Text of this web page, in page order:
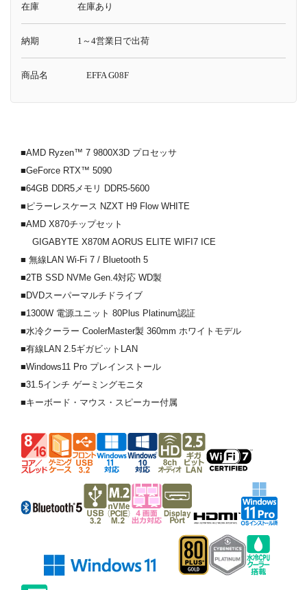
在庫 在庫あり
納期 1～4営業日で出荷
商品名 EFFA G08F
■AMD Ryzen™ 7 9800X3D プロセッサ
■GeForce RTX™ 5090
■64GB DDR5メモリ DDR5-5600
■ピラーレスケース NZXT H9 Flow WHITE
■AMD X870チップセット
GIGABYTE X870M AORUS ELITE WIFI7 ICE
■ 無線LAN Wi-Fi 7 / Bluetooth 5
■2TB SSD NVMe Gen.4対応 WD製
■DVDスーパーマルチドライブ
■1300W 電源ユニット 80Plus Platinum認証
■水冷クーラー CoolerMaster製 360mm ホワイトモデル
■有線LAN 2.5ギガビットLAN
■Windows11 Pro プレインストール
■31.5インチ ゲーミングモニタ
■キーボード・マウス・スピーカー付属